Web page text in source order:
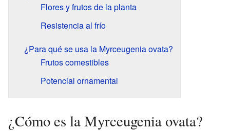
Flores y frutos de la planta
Resistencia al frío
¿Para qué se usa la Myrceugenia ovata?
Frutos comestibles
Potencial ornamental
¿Cómo es la Myrceugenia ovata?